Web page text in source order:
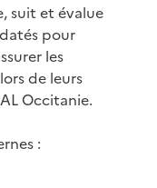
suit et évalue
pour
les
de leurs
Occitanie.
: